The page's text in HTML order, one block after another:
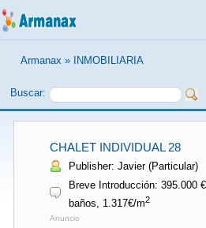
Armanax » INMOBILIARIA
Buscar:
CHALET INDIVIDUAL 28
Publisher: Javier (Particular)
Breve Introducción: 395.000
baños, 1.317€/m2
Anuncio